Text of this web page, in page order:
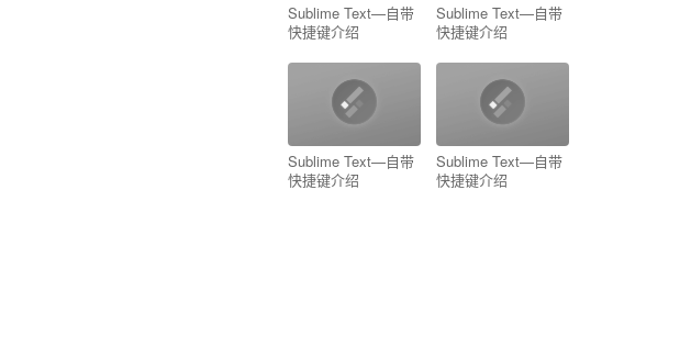
Sublime Text—自带
快捷键介绍
Sublime Text—自带
快捷键介绍
Sublime Text—自带
快捷键介绍
Sublime Text—自带
快捷键介绍